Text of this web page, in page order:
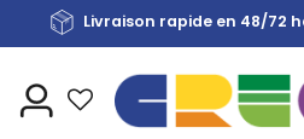
Livraison gratuite de
Livraison rapide en 48/72
Payez en plusieurs fois sans intérêts